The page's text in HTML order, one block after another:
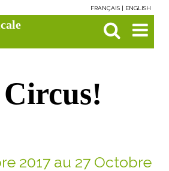
FRANÇAIS ENGLISH

avancée…
2017 au 27 Octobre